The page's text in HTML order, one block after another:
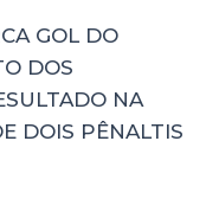
GOL DO
DOS
NA
DOIS PÊNALTIS